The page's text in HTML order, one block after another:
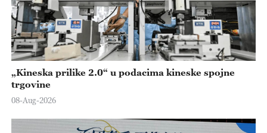
„Kineska prilike 2.0“ u podacima kineske spojne
trgovine
08-Aug-2026